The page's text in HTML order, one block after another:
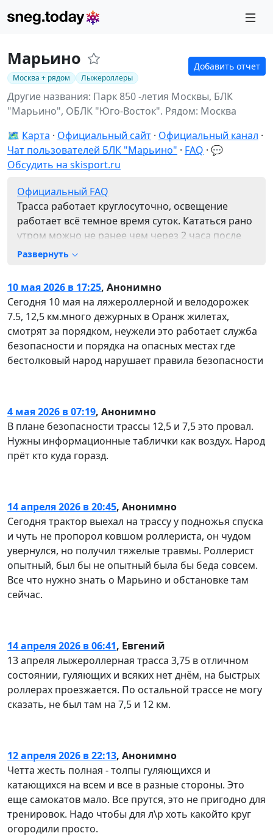
Марьино
Москва + рядом Лыжероллеры
Добавить отчет
Другие названия: Парк 850 -летия Москвы, БЛК
"Марьино", ОБЛК "Юго-Восток". Рядом: Москва
🗺️ Карта Официальный сайт Официальный канал
Чат пользователей БЛК "Марьино"
FAQ 💬
Обсудить на skisport.ru
Официальный FAQ
Трасса работает круглосуточно, освещение
работает всё темное время суток. Кататься рано
утром можно не ранее чем через 2 часа после
работы ратрака!
Парковка в парке работает с 7:00 до 23:00. Старая
парковка Р1 работает, но стала чуть меньше.
Появилась новая парковка P2 (налево не
доезжая до P1), но в отдельные дни она работает
как площадка для генерации и накопления снега
для трассы! Также машину можно оставлять на
Развернуть
10 мая 2026 в 17:25, Анонимно
Сегодня 10 мая на ляжероллерной и велодорожек
7.5, 12,5 км.много дежурных в Оранж жилетах,
смотрят за порядком, неужели это работает служба
безопасности и порядка на опасных местах где
бестолковый народ нарушает правила безопасности
4 мая 2026 в 07:19, Анонимно
В плане безопасности трассы 12,5 и 7,5 это провал.
Нужны информационные таблички как воздух. Народ
прёт кто куда горазд.
14 апреля 2026 в 20:45, Анонимно
Сегодня трактор выехал на трассу у подножья спуска
и чуть не пропорол ковшом роллериста, он чудом
увернулся, но получил тяжелые травмы. Роллерист
опытный, был бы не опытный была бы беда совсем.
Все что нужно знать о Марьино и обстановке там
сейчас.
14 апреля 2026 в 06:41, Евгений
13 апреля лыжероллерная трасса 3,75 в отличном
состоянии, гуляющих и всяких нет днём, на быстрых
роллерах проезжается. По остальной трассе не могу
сказать, не был там на 7,5 и 12 км.
12 апреля 2026 в 22:13, Анонимно
Четта жесть полная - толпы гуляющихся и
катающихся на всем и все в разные стороны. Это
еще самокатов мало. Все прутся, это не пригодно для
тренировок. Надо чтобы для л\р хоть какойто круг
огородили просто.